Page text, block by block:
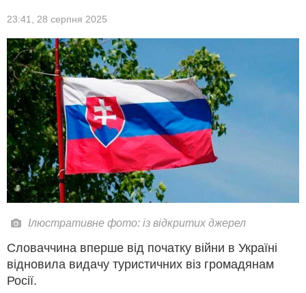
23:41, 28 серпня 2025
Ілюстративне фото: із відкритих джерел
Словаччина вперше від початку війни в Україні
відновила видачу туристичних віз громадянам
Росії.